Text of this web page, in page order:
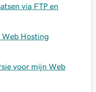
via FTP en
Web Hosting
voor mijn Web